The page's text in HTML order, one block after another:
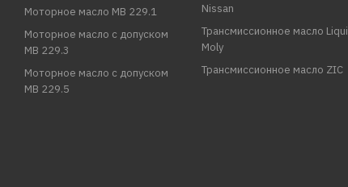
Моторное масло MB 229.1
Моторное масло с допуском
MB 229.3
Моторное масло с допуском
MB 229.5
Nissan
Трансмиссионное масло Liqui
Moly
Трансмиссионное масло ZIC